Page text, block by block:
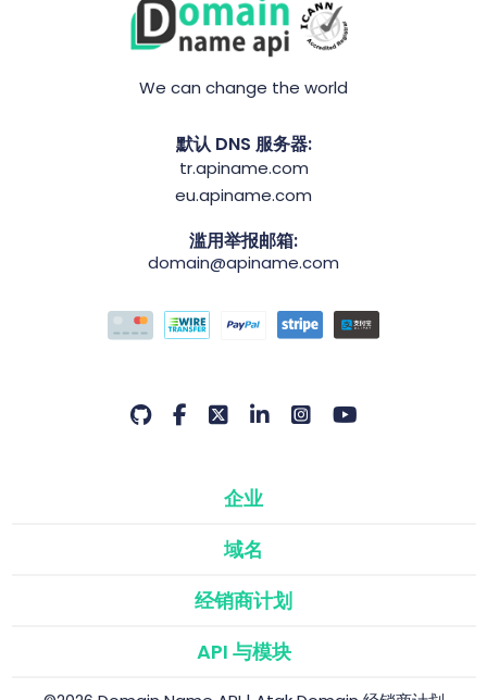
We can change the world
默认 DNS 服务器:
tr.apiname.com
eu.apiname.com
滥用举报邮箱:
domain@apiname.com
企业
域名
经销商计划
API 与模块